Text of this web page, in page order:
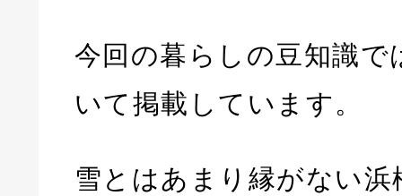
今回の暮らしの豆知識で
いて掲載しています。
雪とはあまり縁がない